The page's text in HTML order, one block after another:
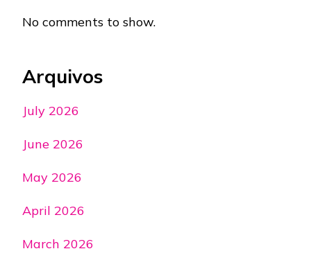
No comments to show.
Arquivos
July 2026
June 2026
May 2026
April 2026
March 2026